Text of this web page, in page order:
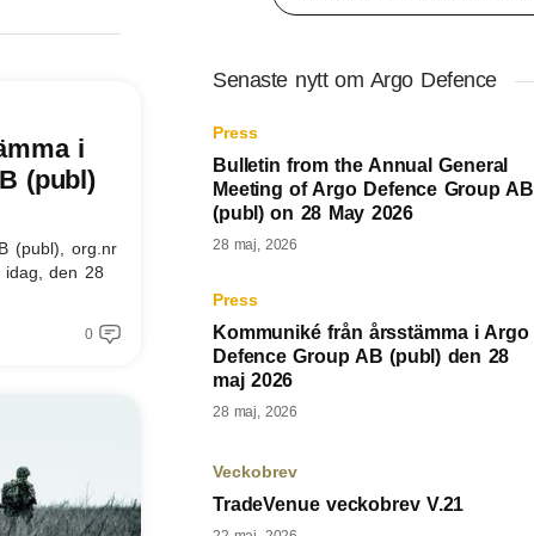
i
(publ)
(publ), org.nr
idag, den 28
0
Senaste nytt om Argo Defence
Press
Bulletin from the Annual General
Meeting of Argo Defence Group AB
(publ) on 28 May 2026
28 maj, 2026
Press
Kommuniké från årsstämma i Argo
Defence Group AB (publ) den 28
maj 2026
28 maj, 2026
Veckobrev
TradeVenue veckobrev V.21